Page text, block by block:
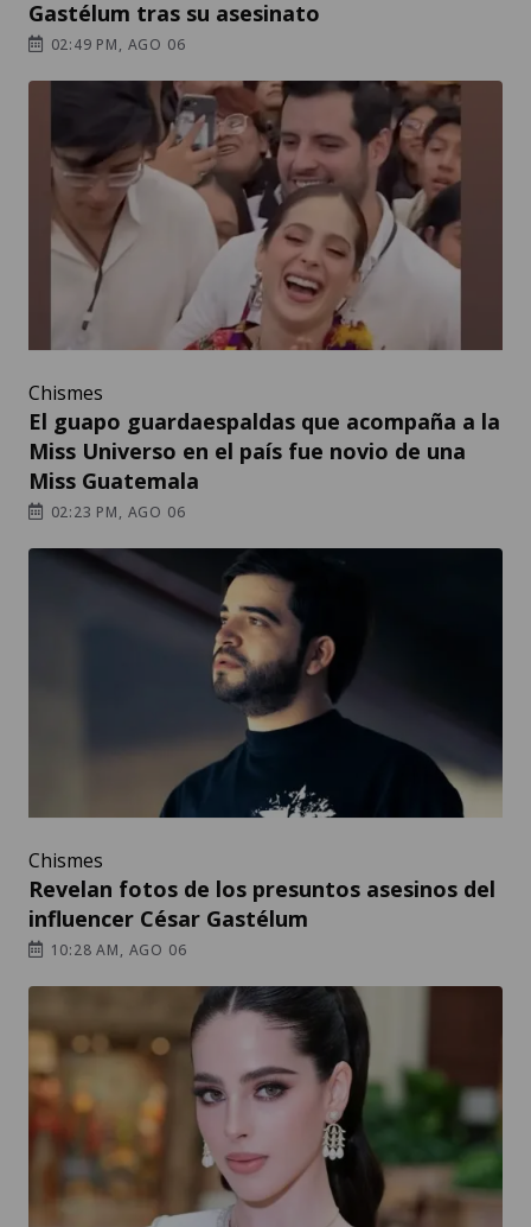
Gastélum tras su asesinato
02:49 PM, AGO 06
Chismes
El guapo guardaespaldas que acompaña a la
Miss Universo en el país fue novio de una
Miss Guatemala
02:23 PM, AGO 06
Chismes
Revelan fotos de los presuntos asesinos del
influencer César Gastélum
10:28 AM, AGO 06